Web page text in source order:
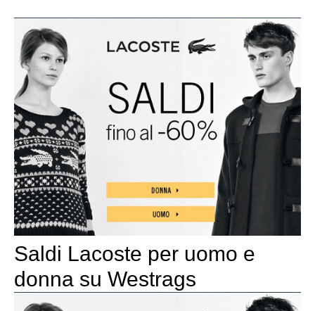
Saldi Lacoste per uomo e
donna su Westrags